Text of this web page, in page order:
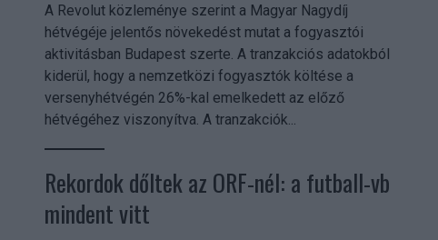
A Revolut közleménye szerint a Magyar Nagydíj
hétvégéje jelentős növekedést mutat a fogyasztói
aktivitásban Budapest szerte. A tranzakciós adatokból
kiderül, hogy a nemzetközi fogyasztók költése a
versenyhétvégén 26%-kal emelkedett az előző
hétvégéhez viszonyítva. A tranzakciók...
Rekordok dőltek az ORF-nél: a futball-vb
mindent vitt